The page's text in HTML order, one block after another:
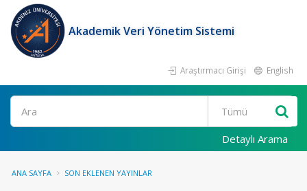
Akademik Veri Yönetim Sistemi
Araştırmacı Girişi English
Ara
Detaylı Arama
ANA SAYFA SON EKLENEN YAYINLAR